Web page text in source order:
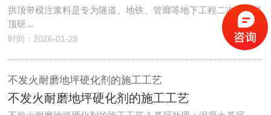
拱顶带模注浆料是专为隧道、地铁、管廊等地下工程二次衬砌拱
顶研...
时间：2026-01-29
不发火耐磨地坪硬化剂的施工工艺
不发火耐磨地坪硬化剂的施工工艺